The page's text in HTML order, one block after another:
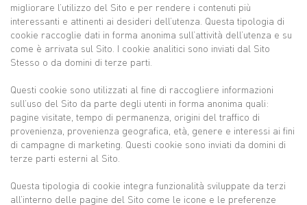
migliorare l’utilizzo del Sito e per rendere i contenuti più
interessanti e attinenti ai desideri dell’utenza. Questa tipologia di
cookie raccoglie dati in forma anonima sull’attività dell’utenza e su
come è arrivata sul Sito. I cookie analitici sono inviati dal Sito
Stesso o da domini di terze parti.
Questi cookie sono utilizzati al fine di raccogliere informazioni
sull’uso del Sito da parte degli utenti in forma anonima quali:
pagine visitate, tempo di permanenza, origini del traffico di
provenienza, provenienza geografica, età, genere e interessi ai fini
di campagne di marketing. Questi cookie sono inviati da domini di
terze parti esterni al Sito.
Questa tipologia di cookie integra funzionalità sviluppate da terzi
all’interno delle pagine del Sito come le icone e le preferenze